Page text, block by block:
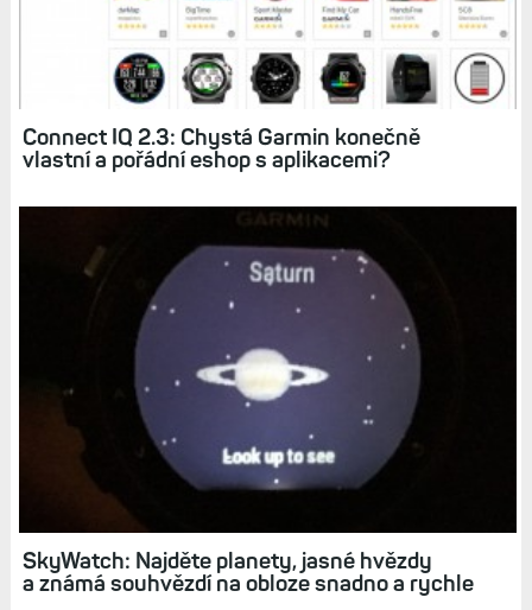
Connect IQ 2.3: Chystá Garmin konečně
vlastní a pořádní eshop s aplikacemi?
SkyWatch: Najděte planety, jasné hvězdy
a známá souhvězdí na obloze snadno a rychle